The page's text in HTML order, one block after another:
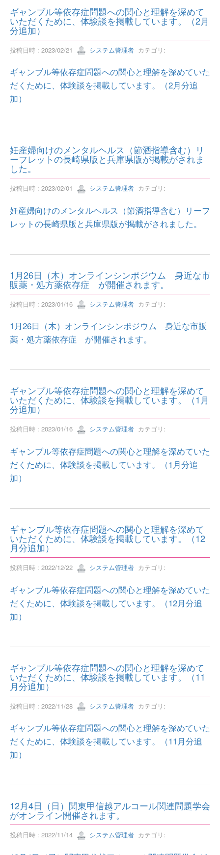
ギャンブル等依存症問題への関心と理解を深めて
いただくために、体験談を掲載しています。（2月
分追加）
投稿日時 : 2023/02/21 システム管理者 カテゴリ:
ギャンブル等依存症問題への関心と理解を深めていた
だくために、体験談を掲載しています。（2月分追
加）
妊産婦向けのメンタルヘルス（節酒指導含む）リ
ーフレットの長崎県版と兵庫県版が掲載がされま
した。
投稿日時 : 2023/02/01 システム管理者 カテゴリ:
妊産婦向けのメンタルヘルス（節酒指導含む）リーフ
レットの長崎県版と兵庫県版が掲載がされました。
1月26日（木）オンラインシンポジウム 身近な市
販薬・処方薬依存症 が開催されます。
投稿日時 : 2023/01/16 システム管理者 カテゴリ:
1月26日（木）オンラインシンポジウム 身近な市販
薬・処方薬依存症 が開催されます。
ギャンブル等依存症問題への関心と理解を深めて
いただくために、体験談を掲載しています。（1月
分追加）
投稿日時 : 2023/01/16 システム管理者 カテゴリ:
ギャンブル等依存症問題への関心と理解を深めていた
だくために、体験談を掲載しています。（1月分追
加）
ギャンブル等依存症問題への関心と理解を深めて
いただくために、体験談を掲載しています。（12
月分追加）
投稿日時 : 2022/12/22 システム管理者 カテゴリ:
ギャンブル等依存症問題への関心と理解を深めていた
だくために、体験談を掲載しています。（12月分追
加）
ギャンブル等依存症問題への関心と理解を深めて
いただくために、体験談を掲載しています。（11
月分追加）
投稿日時 : 2022/11/28 システム管理者 カテゴリ:
ギャンブル等依存症問題への関心と理解を深めていた
だくために、体験談を掲載しています。（11月分追
加）
12月4日（日）関東甲信越アルコール関連問題学会
がオンライン開催されます。
投稿日時 : 2022/11/14 システム管理者 カテゴリ: